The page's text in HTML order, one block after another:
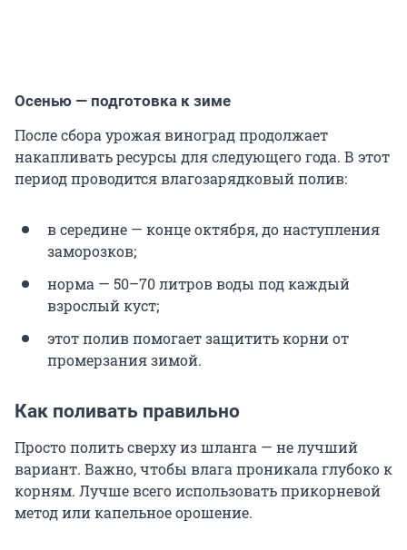
Осенью — подготовка к зиме
После сбора урожая виноград продолжает
накапливать ресурсы для следующего года. В этот
период проводится влагозарядковый полив:
в середине — конце октября, до наступления
заморозков;
норма — 50–70 литров воды под каждый
взрослый куст;
этот полив помогает защитить корни от
промерзания зимой.
Как поливать правильно
Просто полить сверху из шланга — не лучший
вариант. Важно, чтобы влага проникала глубоко к
корням. Лучше всего использовать прикорневой
метод или капельное орошение.